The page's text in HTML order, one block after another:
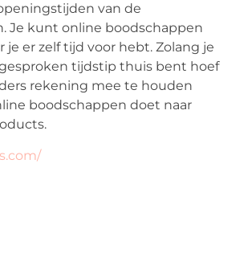
van de
Je kunt online boodschappen
je er zelf tijd voor hebt. Zolang je
tijdstip thuis bent hoef
rekening mee te houden
boodschappen doet naar